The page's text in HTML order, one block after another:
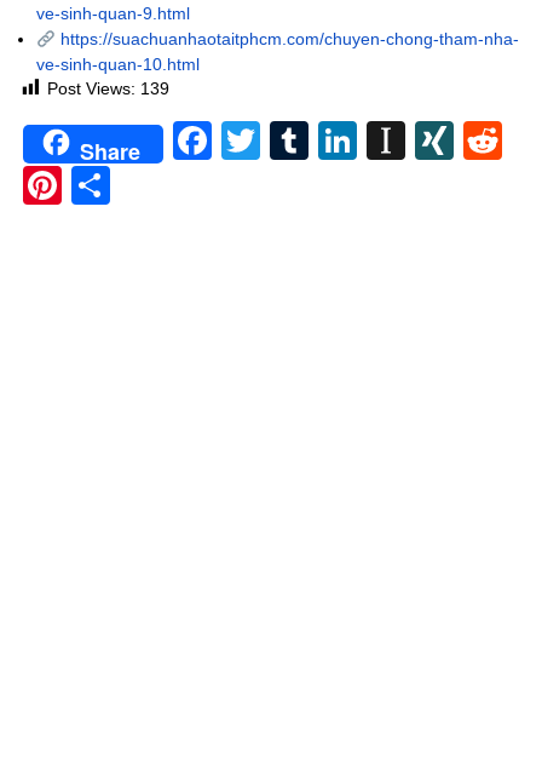
ve-sinh-quan-9.html
https://suachuanhaotaitphcm.com/chuyen-chong-tham-nha-
ve-sinh-quan-10.html
Post Views: 139
Share Facebook
TwitterTumblrLinkedIn
Pinterest